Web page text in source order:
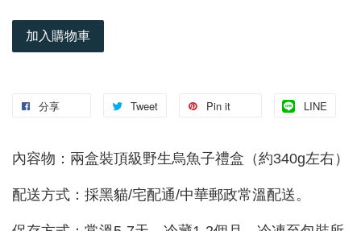
加入購物車
分享 Tweet Pin it LINE
內容物：兩盒裝頂級野生烏魚子禮盒（約340g左右）
配送方式：採黑貓/宅配通/中華郵政常溫配送。